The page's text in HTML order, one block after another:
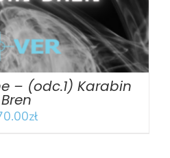
– (odc.1) Karabin
Bren
zł